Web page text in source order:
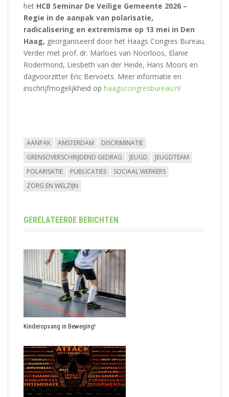
het HCB Seminar De Veilige Gemeente 2026 –
Regie in de aanpak van polarisatie,
radicalisering en extremisme op 13 mei in Den
Haag, georganiseerd door het Haags Congres Bureau.
Verder met prof. dr. Marloes van Noorloos, Elanie
Rodermond, Liesbeth van der Heide, Hans Moors en
dagvoorzitter Eric Bervoets. Meer informatie en
inschrijfmogelijkheid op haagscongresbureau.nl
AANPAK AMSTERDAM
DISCRIMINATIE
GRENSOVERSCHRIJDEND GEDRAG
JEUGD
JEUGDTEAM
POLARISATIE
PUBLICATIES
SOCIAAL WERKERS
ZORG EN WELZIJN
GERELATEERDE BERICHTEN
Kinderopvang in Beweging!